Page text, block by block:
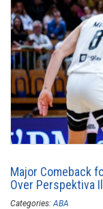
Major Comeback
Over Perspektiva
Categories: ABA